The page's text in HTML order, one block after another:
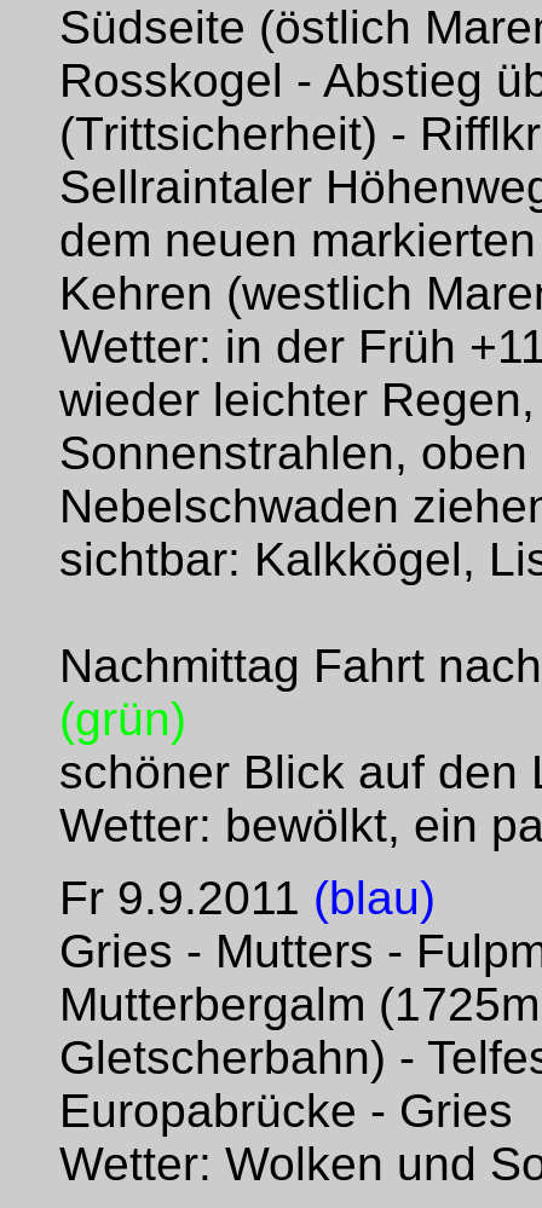
Südseite (östlich
Rosskogel - Abstieg
(Trittsicherheit) -
Sellraintaler
dem neuen
Kehren (westlich
Wetter: in der Früh
wieder leichter
Sonnenstrahlen,
Nebelschwaden
sichtbar: Kalkkögel,
Nachmittag Fahrt
(grün)
schöner Blick auf den
Wetter: bewölkt, ein
Fr 9.9.2011 (blau)
Gries - Mutters -
Mutterbergalm
Gletscherbahn) -
Europabrücke - Gries
Wetter: Wolken und